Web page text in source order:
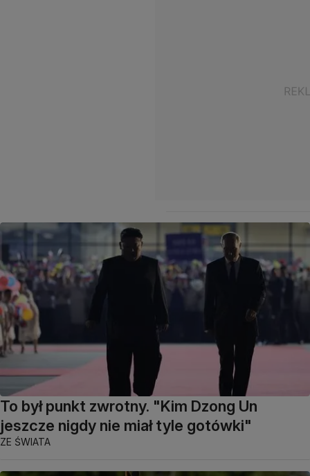
To był punkt zwrotny. "Kim Dzong Un
jeszcze nigdy nie miał tyle gotówki"
ZE ŚWIATA